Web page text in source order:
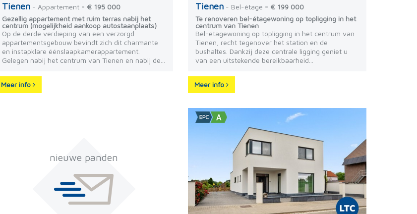
Tienen - Appartement - € 195 000
Gezellig appartement met ruim terras nabij het
centrum (mogelijkheid aankoop autostaanplaats)
Op de derde verdieping van een verzorgd
appartementsgebouw bevindt zich dit charmante
en instapklare éénslaapkamerappartement.
Gelegen nabij het centrum van Tienen en nabij de...
Meer info
Tienen - Bel-étage - € 199 000
Te renoveren bel-étagewoning op topligging in het
centrum van Tienen
Bel-étagewoning op topligging in het centrum van
Tienen, recht tegenover het station en de
bushaltes. Dankzij deze centrale ligging geniet u
van een uitstekende bereikbaarheid...
Meer info
nieuwe panden